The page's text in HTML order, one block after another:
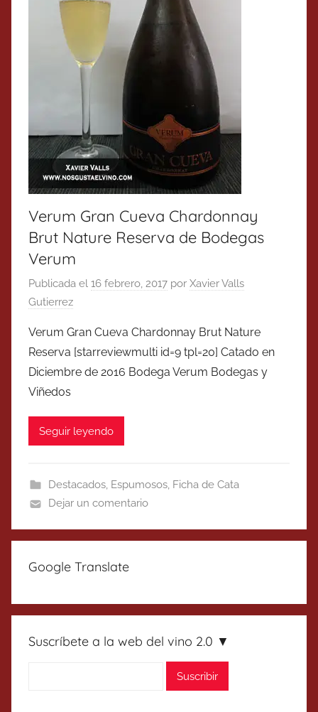
Verum Gran Cueva Chardonnay
Brut Nature Reserva de Bodegas
Verum
Publicada el 16 febrero, 2017 por Xavier Valls
Gutierrez
Verum Gran Cueva Chardonnay Brut Nature
Reserva [starreviewmulti id=9 tpl=20] Catado en
Diciembre de 2016 Bodega Verum Bodegas y
Viñedos
Seguir leyendo
Destacados, Espumosos, Ficha de Cata
Dejar un comentario
Google Translate
Suscríbete a la web del vino 2.0 ▼